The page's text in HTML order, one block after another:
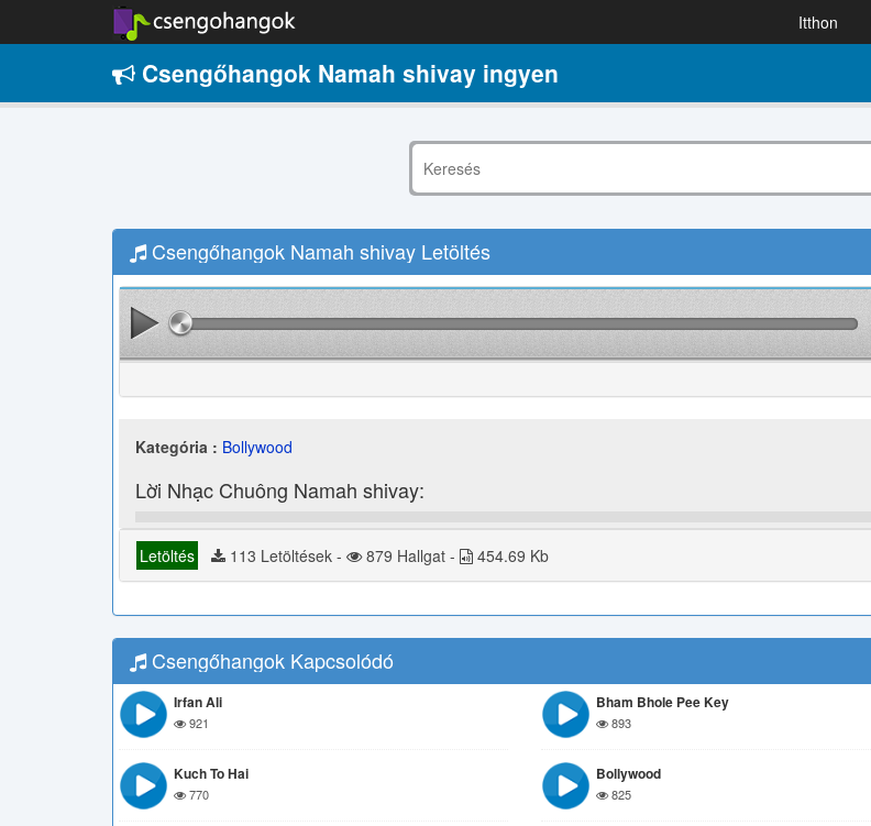
Itthon
Csengőhangok Namah shivay ingyen
Csengőhangok Namah shivay Letöltés
Kategória : Bollywood
Lời Nhạc Chuông Namah shivay:
Letöltés 113 Letöltések - 879 Hallgat - 454.69 Kb
Csengőhangok Kapcsolódó
Irfan Ali
921
Bham Bhole Pee Key
893
Kuch To Hai
770
Bollywood
825